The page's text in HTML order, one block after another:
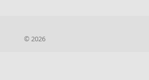
© 2026